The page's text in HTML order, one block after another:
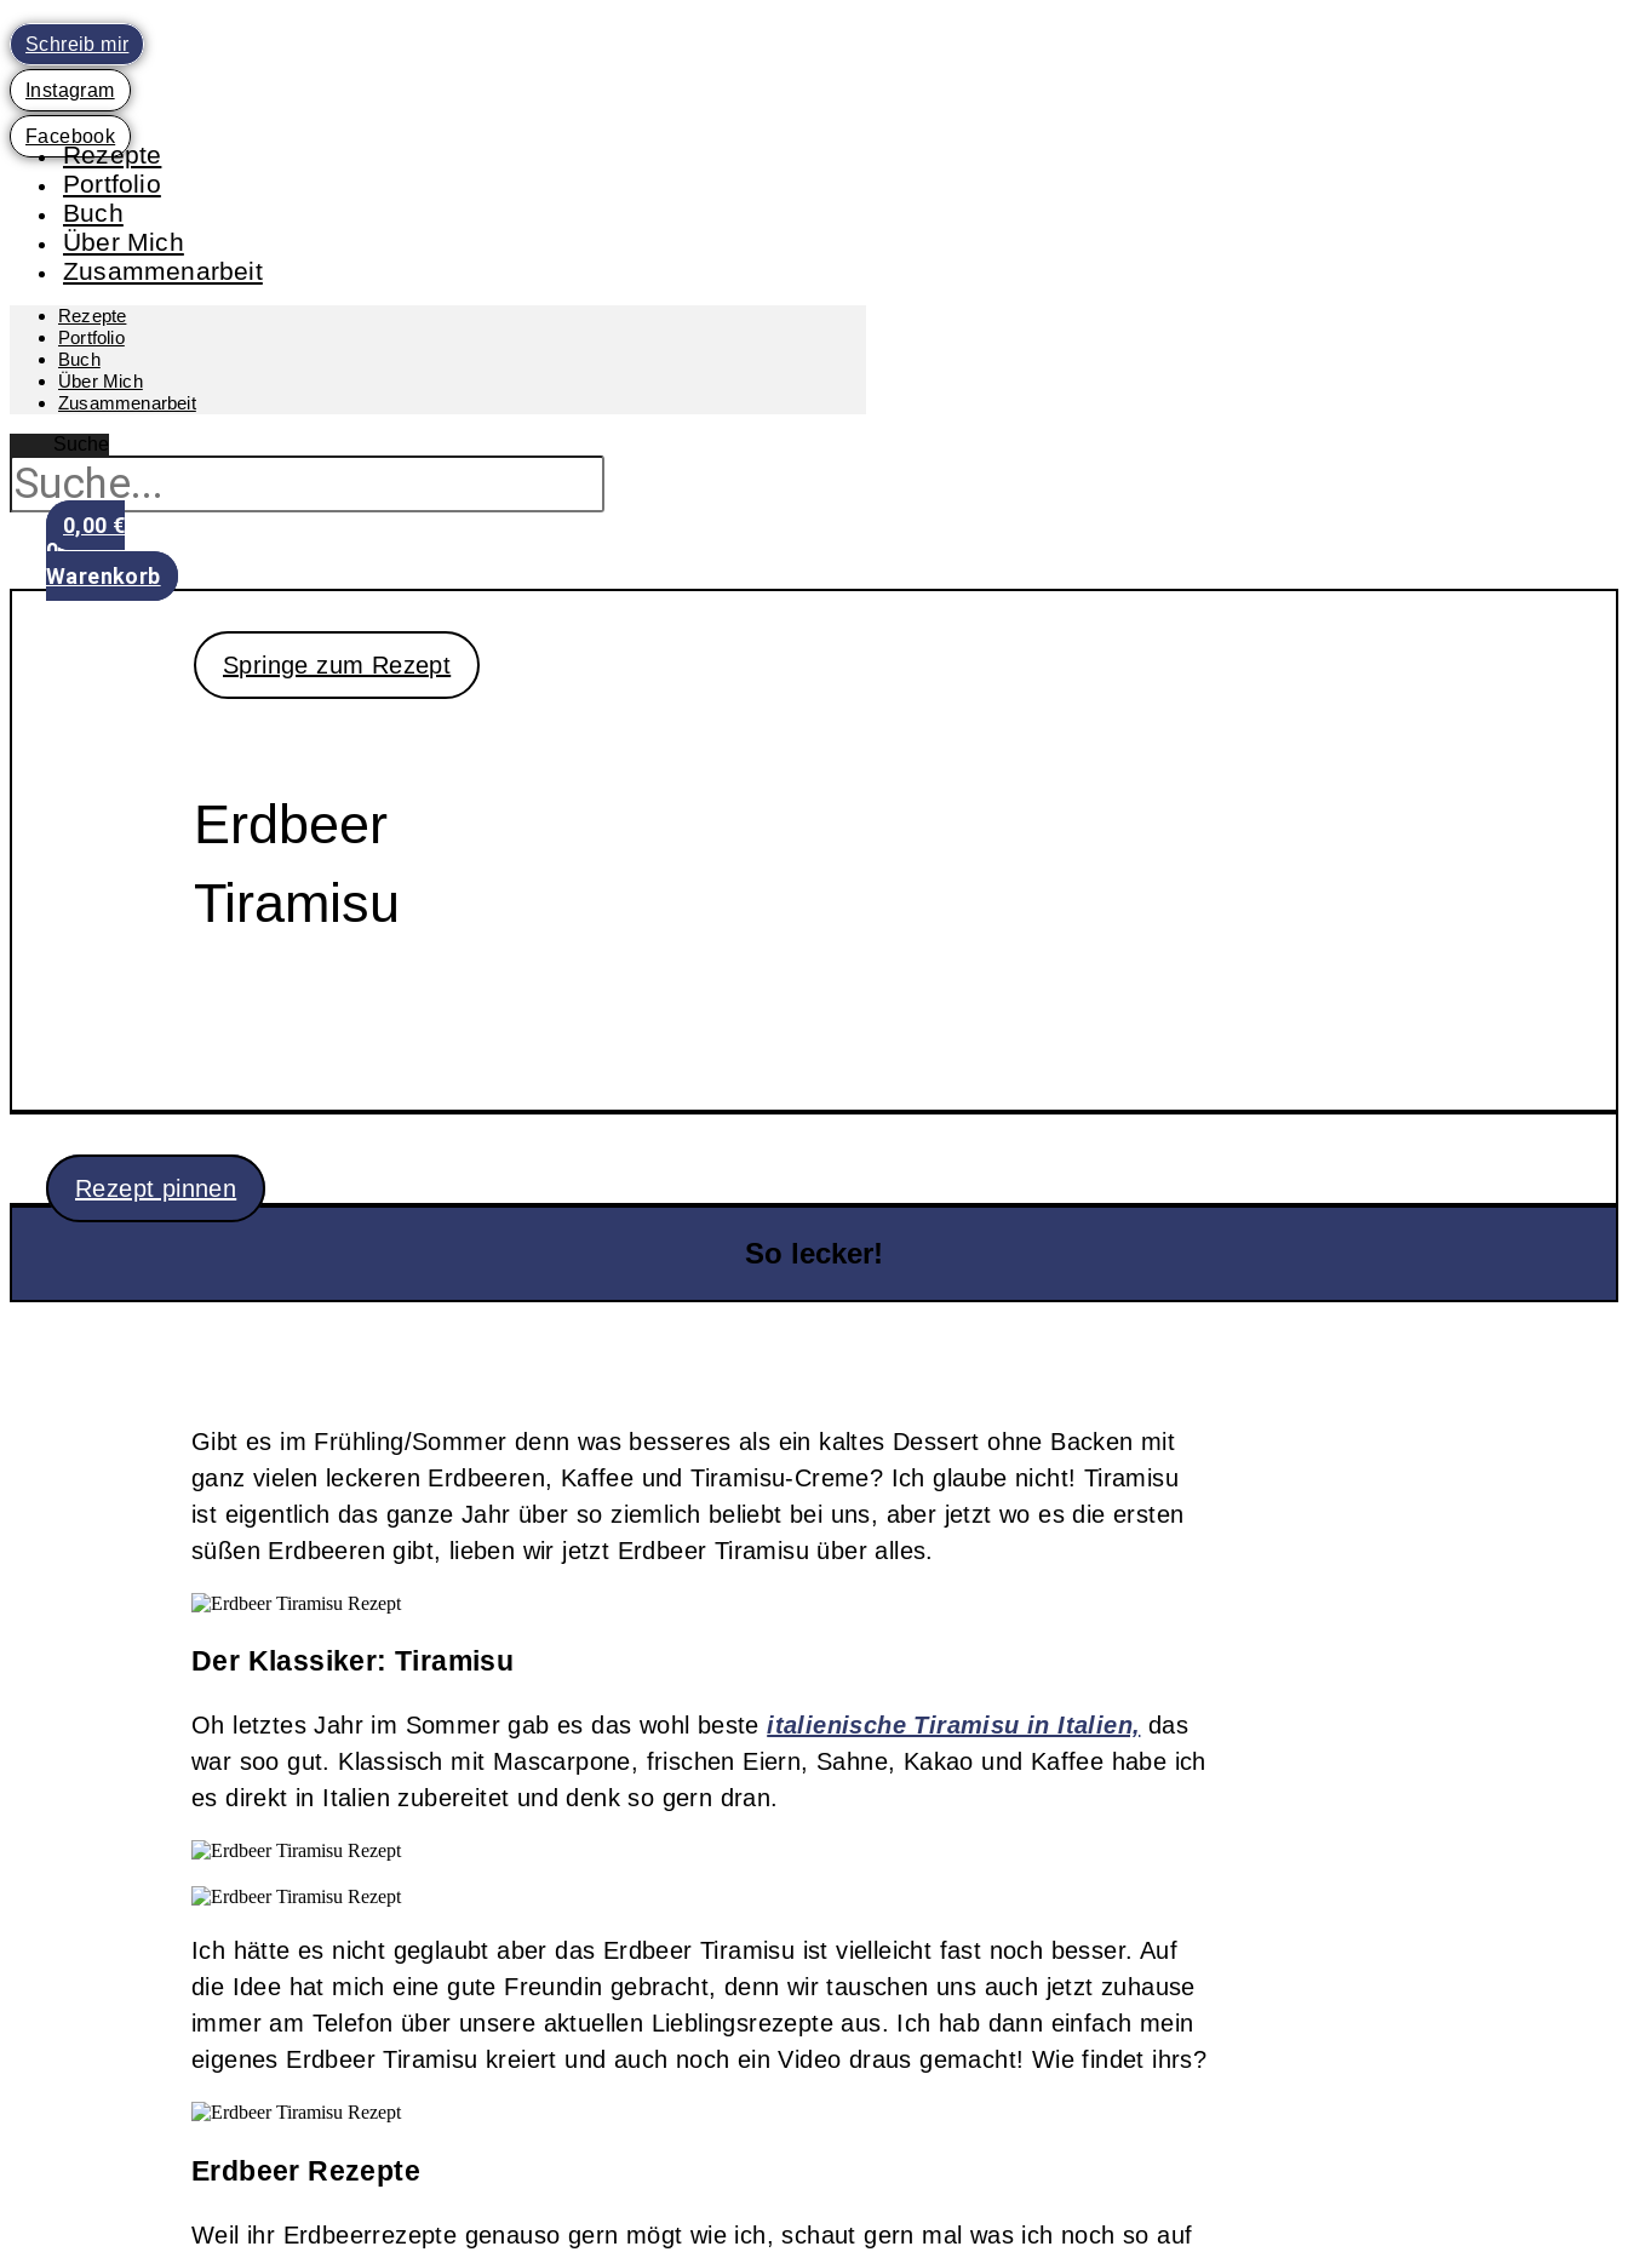
Zum
Inhalt
springen
Schreib mir
Instagram
Facebook
Rezepte
Portfolio
Buch
Über Mich
Zusammenarbeit
Rezepte
Portfolio
Buch
Über Mich
Zusammenarbeit
Suche
0,00 €
0
Warenkorb
Springe zum Rezept
Erdbeer
Tiramisu
Rezept pinnen
So lecker!
Gibt es im Frühling/Sommer denn was besseres als ein kaltes Dessert ohne Backen mit
ganz vielen leckeren Erdbeeren, Kaffee und Tiramisu-Creme? Ich glaube nicht! Tiramisu
ist eigentlich das ganze Jahr über so ziemlich beliebt bei uns, aber jetzt wo es die ersten
süßen Erdbeeren gibt, lieben wir jetzt Erdbeer Tiramisu über alles.
Der Klassiker: Tiramisu
Oh letztes Jahr im Sommer gab es das wohl besteitalienische Tiramisu in Italien, das
war soo gut. Klassisch mit Mascarpone, frischen Eiern, Sahne, Kakao und Kaffee habe ich
es direkt in Italien zubereitet und denk so gern dran.
Ich hätte es nicht geglaubt aber das Erdbeer Tiramisu ist vielleicht fast noch besser. Auf
die Idee hat mich eine gute Freundin gebracht, denn wir tauschen uns auch jetzt zuhause
immer am Telefon über unsere aktuellen Lieblingsrezepte aus. Ich hab dann einfach mein
eigenes Erdbeer Tiramisu kreiert und auch noch ein Video draus gemacht! Wie findet ihrs?
Erdbeer Rezepte
Weil ihr Erdbeerrezepte genauso gern mögt wie ich, schaut gern mal was ich noch so auf